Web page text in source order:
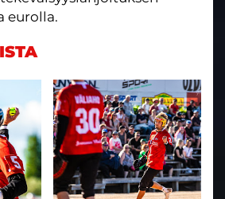
eurolla.